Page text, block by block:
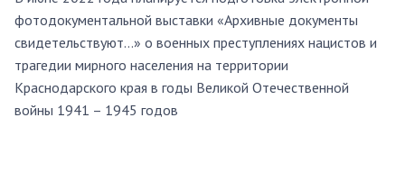
фотодокументальной выставки «Архивные документы
свидетельствуют…» о военных преступлениях нацистов и
трагедии мирного населения на территории
Краснодарского края в годы Великой Отечественной
войны 1941 – 1945 годов